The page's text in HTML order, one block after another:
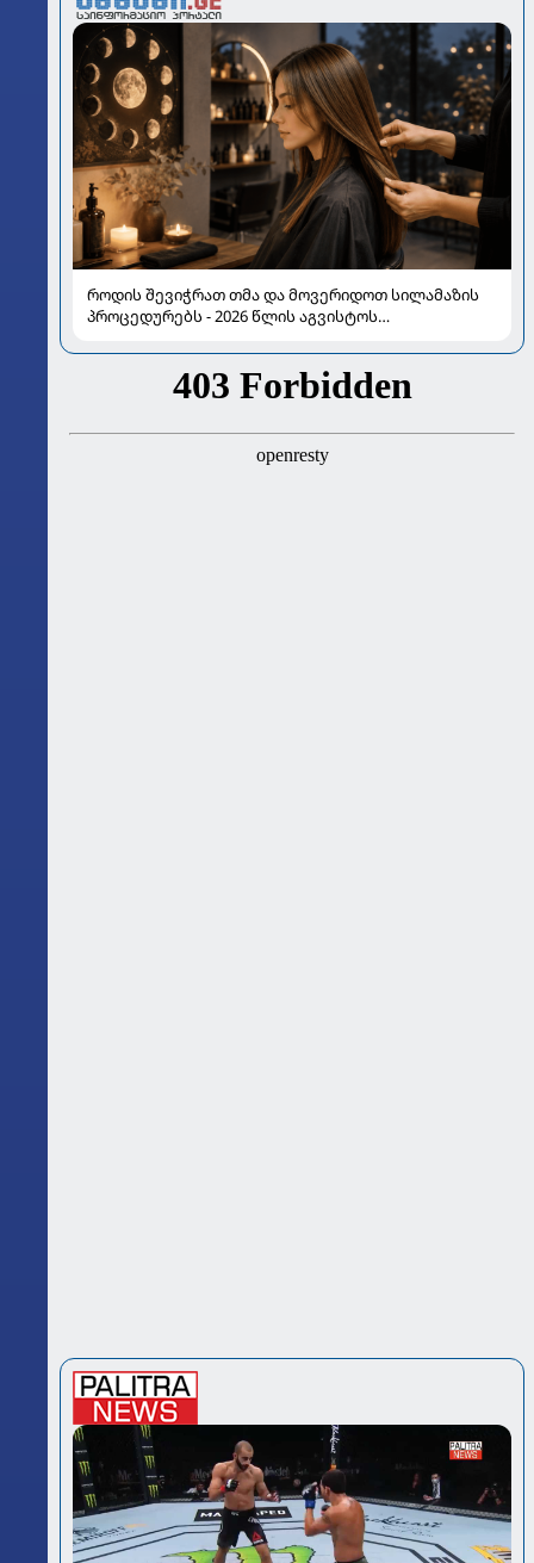
როდის შევიჭრათ თმა და მოვერიდოთ სილამაზის
პროცედურებს - 2026 წლის აგვისტოს